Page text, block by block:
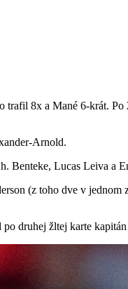
trafil 8x a Mané 6-krát. Po
Arnold.
Benteke, Lucas Leiva a
(z toho dve v
druhej žltej karte